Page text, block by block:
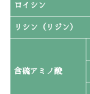
ロイシン
リシン（リジン）
含硫アミノ酸